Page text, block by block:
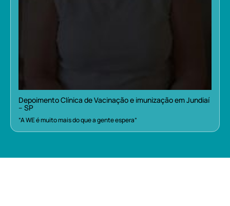
Depoimento Clínica de Vacinação e imunização em Jundiaí
– SP
“A WE é muito mais do que a gente espera”